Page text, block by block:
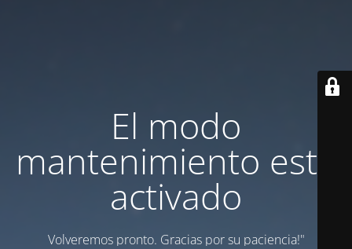
El modo
mantenimiento está
activado
Volveremos pronto. Gracias por su paciencia!"